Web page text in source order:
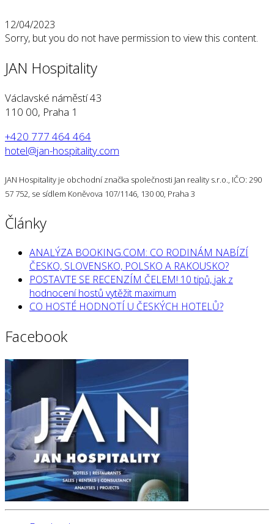
12/04/2023
Sorry, but you do not have permission to view this content.
JAN Hospitality
Václavské náměstí 43
110 00, Praha 1
+420 777 464 464
hotel@jan-hospitality.com
JAN Hospitality je obchodní značka společnosti Jan reality s.r.o., IČO: 290
57 752, se sídlem Koněvova 107/1146, 130 00, Praha 3
Články
ANALÝZA BOOKING.COM: CO RODINÁM NABÍZÍ
ČESKO, SLOVENSKO, POLSKO A RAKOUSKO?
POSTAVTE SE RECENZÍM ČELEM! 10 tipů, jak z
hodnocení hostů vytěžit maximum
CO HOSTÉ HODNOTÍ U ČESKÝCH HOTELŮ?
Facebook